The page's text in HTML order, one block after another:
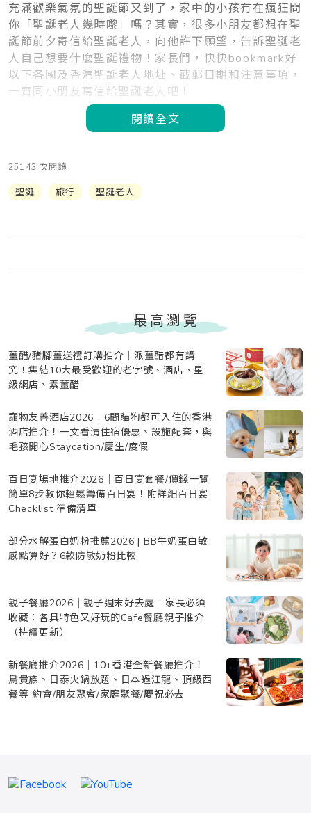
充滿歡樂氣氛的聖誕節又到了，家中的小孩有在瘋狂問
你「聖誕老人幾時嚟」嗎？其實，很多小朋友都想在聖
誕節前夕寄信給聖誕老人，向他許下願望，告訴聖誕老
人自己想要什麼聖誕禮物！家長們，快快bookmark好
以下各國及香港聖誕老人地址、截郵日期和注意事項，
一齊同小朋友寫信給聖誕老人吧！
閱讀全文
25143 次閱讀
聖誕 旅行 聖誕老人
最高瀏覽
薑醋/豬腳薑送禮訂購推介｜派薑醋都有講
究！集結10大最受歡迎的老字號、酒店、星
級網店、素薑醋
寵物友善酒店2026｜6間貓狗都可入住的香港
酒店推介！一文看清住宿優惠、設施配套，與
毛孩開心Staycation/慶生/度假
百日宴場地推介2026｜百日宴套餐/價錢一覽
簡單8步教你輕鬆籌備百日宴！附詳細百日宴
Checklist 準備清單
部分水解蛋白奶粉推薦2026 | BB牛奶蛋白敏
感點算好？6款防敏奶粉比較
親子餐廳2026｜親子週末好去處｜家長必須
收藏：各具特色又好玩的Cafe餐廳親子推介
（持續更新）
新餐廳推介2026｜10+香港全新餐廳推介！
鳥貴族、日泰火鍋放題、日本過江龍、頂級西
餐等 約會/朋友聚會/家庭聚餐/慶祝必去